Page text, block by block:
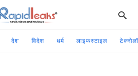
देश विदेश धर्म लाइफस्टाइल